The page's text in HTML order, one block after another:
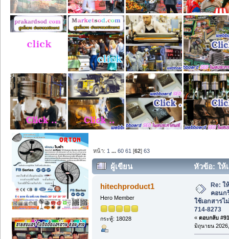
หน้า: 1 ...60 61 [62]63
ผู้เขียน
หัวข้อ: ให้
เอกสารไม่ยุ่งยาก โทร. 081-714-8273 (
hitechproduct1
Hero Member
กระทู้: 18028
Re: ใ
คอนก
ใช้เอกสารไ
714-8273
« ตอบกลับ
มิถุนายน